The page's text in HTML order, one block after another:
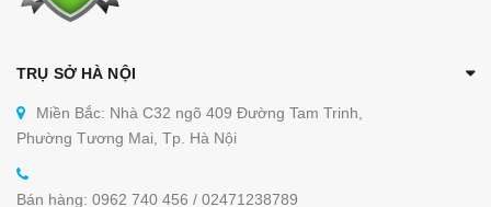
TRỤ SỞ HÀ NỘI
Miền Bắc: Nhà C32 ngõ 409 Đường Tam Trinh,
Phường Tương Mai, Tp. Hà Nội
Bán hàng: 0962 740 456 / 02471238789